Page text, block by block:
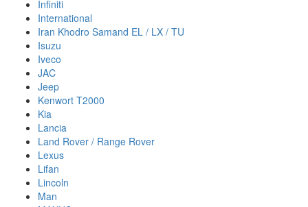
Infiniti
International
Iran Khodro Samand EL / LX / TU
Isuzu
Iveco
JAC
Jeep
Kenwort T2000
Kia
Lancia
Land Rover / Range Rover
Lexus
Lifan
Lincoln
Man